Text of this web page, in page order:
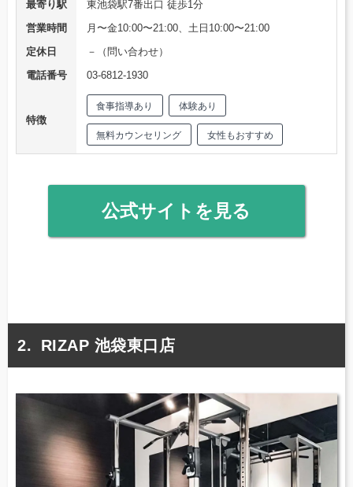
最寄り駅
東池袋駅7番出口 徒歩1分
営業時間
月〜金10:00〜21:00、土日10:00〜21:00
定休日
－（問い合わせ）
電話番号
03-6812-1930
特徴
食事指導あり 体験あり
無料カウンセリング 女性もおすすめ
公式サイトを見る
RIZAP 池袋東口店